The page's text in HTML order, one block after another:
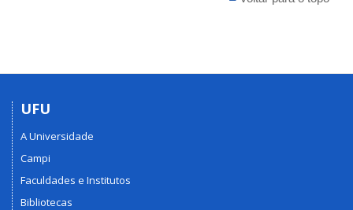
UFU
A Universidade
Campi
Faculdades e Institutos
Bibliotecas